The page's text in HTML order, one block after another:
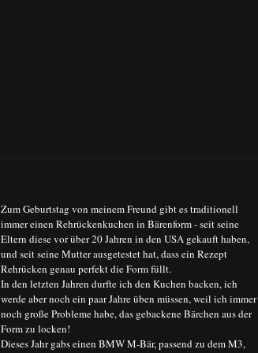
Zum Geburtstag von meinem Freund gibt es traditionell
immer einen Rehrückenkuchen in Bärenform - seit seine
Eltern diese vor über 20 Jahren in den USA gekauft haben,
und seit seine Mutter ausgetestet hat, dass ein Rezept
Rehrücken genau perfekt die Form füllt.
In den letzten Jahren durfte ich den Kuchen backen, ich
werde aber noch ein paar Jahre üben müssen, weil ich immer
noch große Probleme habe, das gebackene Bärchen aus der
Form zu locken!
Dieses Jahr gabs einen BMW M-Bär, passend zu dem M3,